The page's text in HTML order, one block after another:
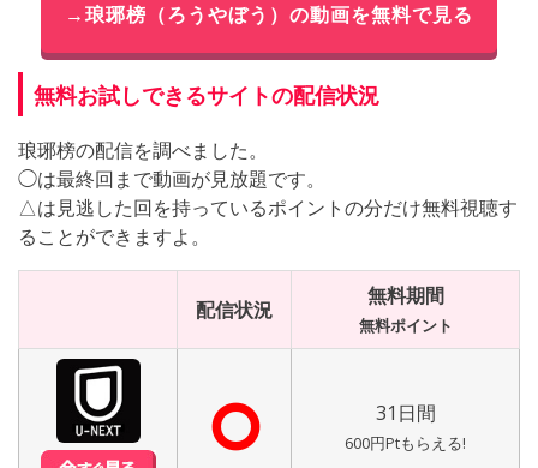
→琅琊榜（ろうやぼう）の動画を無料で見る
無料お試しできるサイトの配信状況
琅琊榜の配信を調べました。
◯は最終回まで動画が見放題です。
△は見逃した回を持っているポイントの分だけ無料視聴す
ることができますよ。
配信状況
無料期間
無料ポイント
⭘ 31日間
600円Ptもらえる!